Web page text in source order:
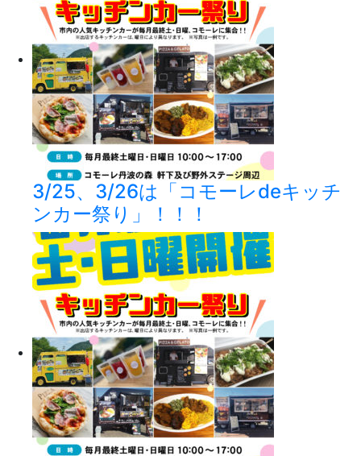
3/25、3/26は「コモーレdeキッチ
ンカー祭り」！！！